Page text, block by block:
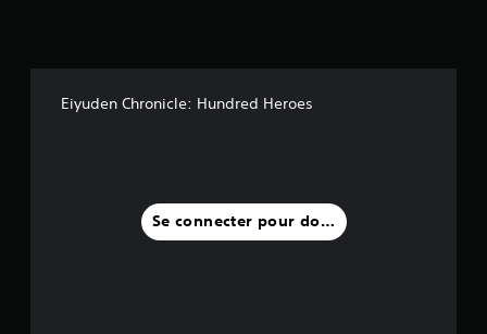
Eiyuden Chronicle: Hundred Heroes
Se connecter pour donner un avis